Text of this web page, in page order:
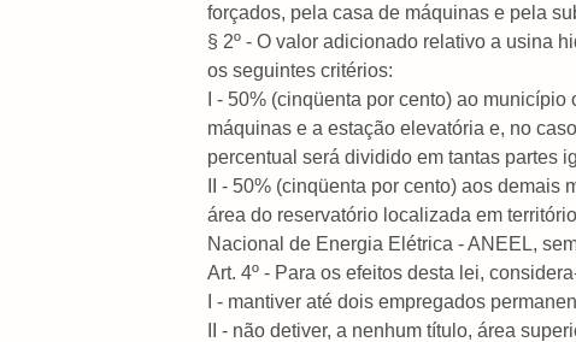
forçados, pela casa de máquinas e pela
§ 2º - O valor adicionado relativo a usina
os seguintes critérios:
I - 50% (cinqüenta por cento) ao
máquinas e a estação elevatória e, no
percentual será dividido em tantas partes
II - 50% (cinqüenta por cento) aos
área do reservatório localizada em
Nacional de Energia Elétrica - ANEEL,
Art. 4º - Para os efeitos desta lei,
I - mantiver até dois empregados
II - não detiver, a nenhum título, área